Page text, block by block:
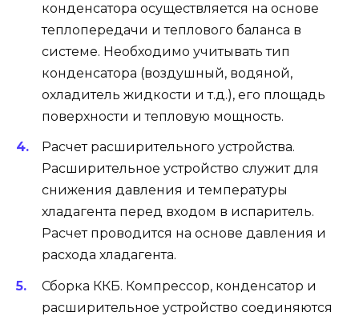
конденсатора осуществляется на основе
теплопередачи и теплового баланса в
системе. Необходимо учитывать тип
конденсатора (воздушный, водяной,
охладитель жидкости и т.д.), его площадь
поверхности и тепловую мощность.
Расчет расширительного устройства.
Расширительное устройство служит для
снижения давления и температуры
хладагента перед входом в испаритель.
Расчет проводится на основе давления и
расхода хладагента.
Сборка ККБ. Компрессор, конденсатор и
расширительное устройство соединяются